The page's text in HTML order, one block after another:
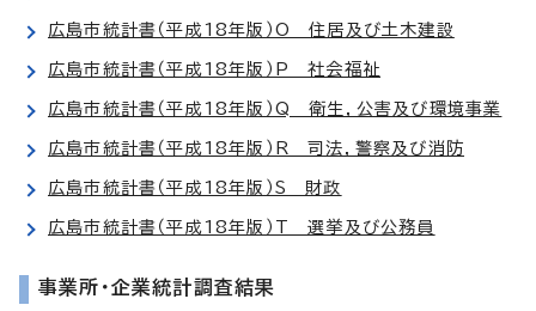
広島市統計書（平成18年版）O 住居及び土木建設
広島市統計書（平成18年版）P 社会福祉
広島市統計書（平成18年版）Q 衛生，公害及び環境事業
広島市統計書（平成18年版）R 司法，警察及び消防
広島市統計書（平成18年版）S 財政
広島市統計書（平成18年版）T 選挙及び公務員
事業所・企業統計調査結果